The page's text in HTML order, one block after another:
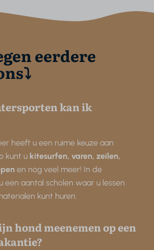
eerdere
kan ik
heeft u een ruime keuze aan
kunt u kitesurfen, varen, zeilen,
en nog veel meer! In de
een aantal scholen waar u lessen
kunt huren.
hond meenemen op een